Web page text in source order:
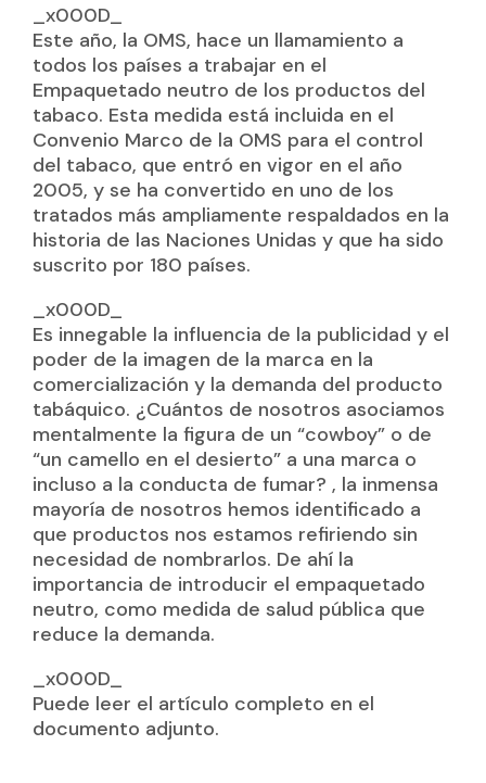
_x000D_
Este año, la OMS, hace un llamamiento a
todos los países a trabajar en el
Empaquetado neutro de los productos del
tabaco. Esta medida está incluida en el
Convenio Marco de la OMS para el control
del tabaco, que entró en vigor en el año
2005, y se ha convertido en uno de los
tratados más ampliamente respaldados en la
historia de las Naciones Unidas y que ha sido
suscrito por 180 países.
_x000D_
Es innegable la influencia de la publicidad y el
poder de la imagen de la marca en la
comercialización y la demanda del producto
tabáquico. ¿Cuántos de nosotros asociamos
mentalmente la figura de un “cowboy” o de
“un camello en el desierto” a una marca o
incluso a la conducta de fumar? , la inmensa
mayoría de nosotros hemos identificado a
que productos nos estamos refiriendo sin
necesidad de nombrarlos. De ahí la
importancia de introducir el empaquetado
neutro, como medida de salud pública que
reduce la demanda.
_x000D_
Puede leer el artículo completo en el
documento adjunto.